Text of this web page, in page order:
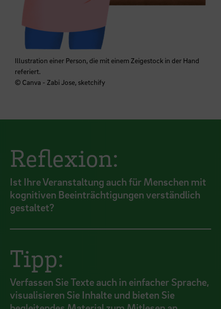
Illustration einer Person, die mit einem Zeigestock in der Hand
referiert.
© Canva - Zabi Jose, sketchify
Reflexion:
Ist Ihre Veranstaltung auch für Menschen mit
kognitiven Beeinträchtigungen verständlich
gestaltet?
Tipp:
Verfassen Sie Texte auch in einfacher Sprache,
visualisieren Sie Inhalte und bieten Sie